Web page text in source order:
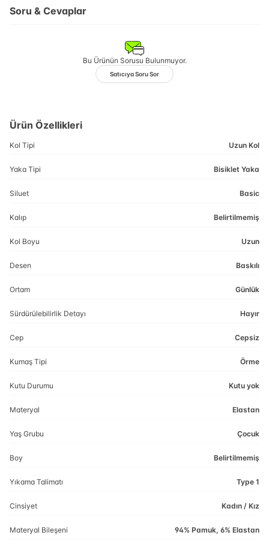
Soru & Cevaplar
Bu Ürünün Sorusu Bulunmuyor.
Satıcıya Soru Sor
Ürün Özellikleri
Kol Tipi Uzun Kol
Yaka Tipi Bisiklet Yaka
Siluet Basic
Kalıp Belirtilmemiş
Kol Boyu Uzun
Desen Baskılı
Ortam Günlük
Sürdürülebilirlik Detayı Hayır
Cep Cepsiz
Kumaş Tipi Örme
Kutu Durumu Kutu yok
Materyal Elastan
Yaş Grubu Çocuk
Boy Belirtilmemiş
Yıkama Talimatı Type 1
Cinsiyet Kadın / Kız
Materyal Bileşeni 94% Pamuk, 6% Elastan